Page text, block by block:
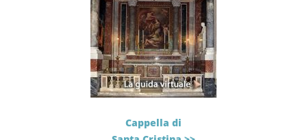
Cappella di